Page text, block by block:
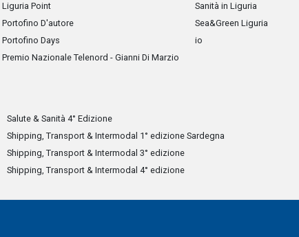
Liguria Point
Portofino D'autore
Portofino Days
Premio Nazionale Telenord - Gianni Di Marzio
Sanità in Liguria
Sea&Green Liguria
io
Salute & Sanità 4° Edizione
Shipping, Transport & Intermodal 1° edizione Sardegna
Shipping, Transport & Intermodal 3° edizione
Shipping, Transport & Intermodal 4° edizione